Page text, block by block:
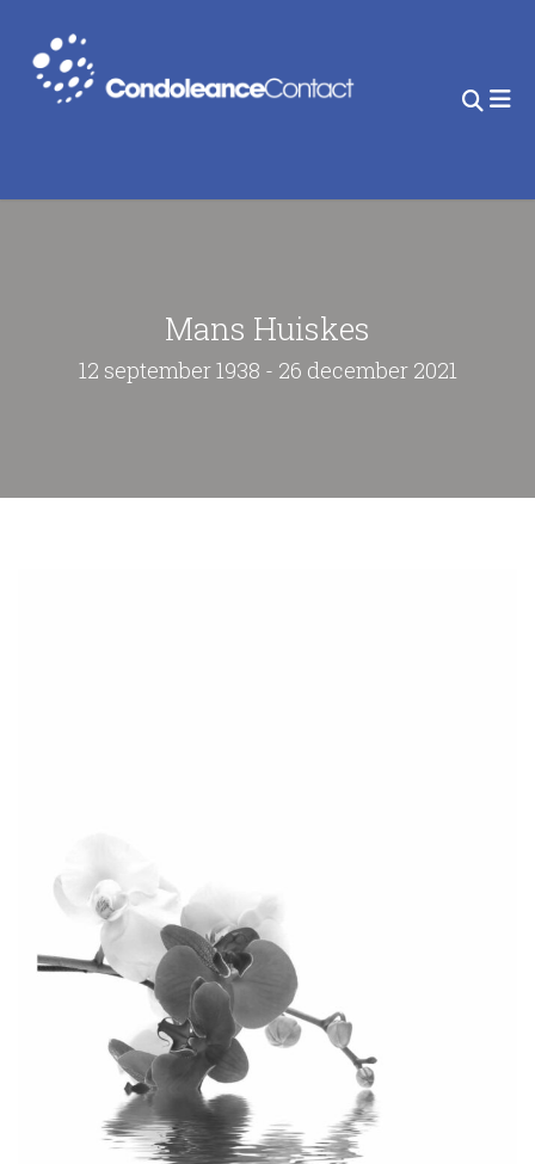
Mans Huiskes
12 september 1938 - 26 december 2021